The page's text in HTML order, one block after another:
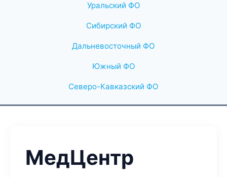
Уральский ФО
Сибирский ФО
Дальневосточный ФО
Южный ФО
Северо-Кавказский ФО
МедЦентр